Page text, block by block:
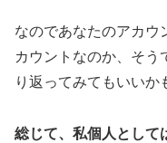
なのであなたのアカウ
カウントなのか、そう
り返ってみてもいいか
総じて、私個人として